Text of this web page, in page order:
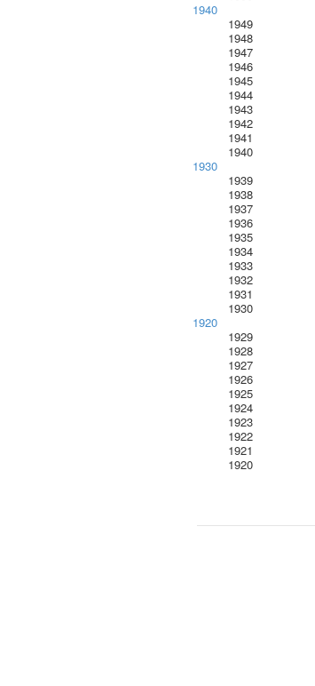
1940
1949
1948
1947
1946
1945
1944
1943
1942
1941
1940
1930
1939
1938
1937
1936
1935
1934
1933
1932
1931
1930
1920
1929
1928
1927
1926
1925
1924
1923
1922
1921
1920